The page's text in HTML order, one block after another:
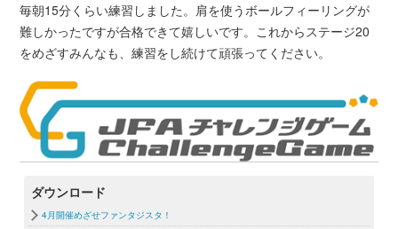
毎朝15分くらい練習しました。肩を使うボールフィーリングが
難しかったですが合格できて嬉しいです。これからステージ20
をめざすみんなも、練習をし続けて頑張ってください。
ダウンロード
4月開催めざせファンタジスタ！